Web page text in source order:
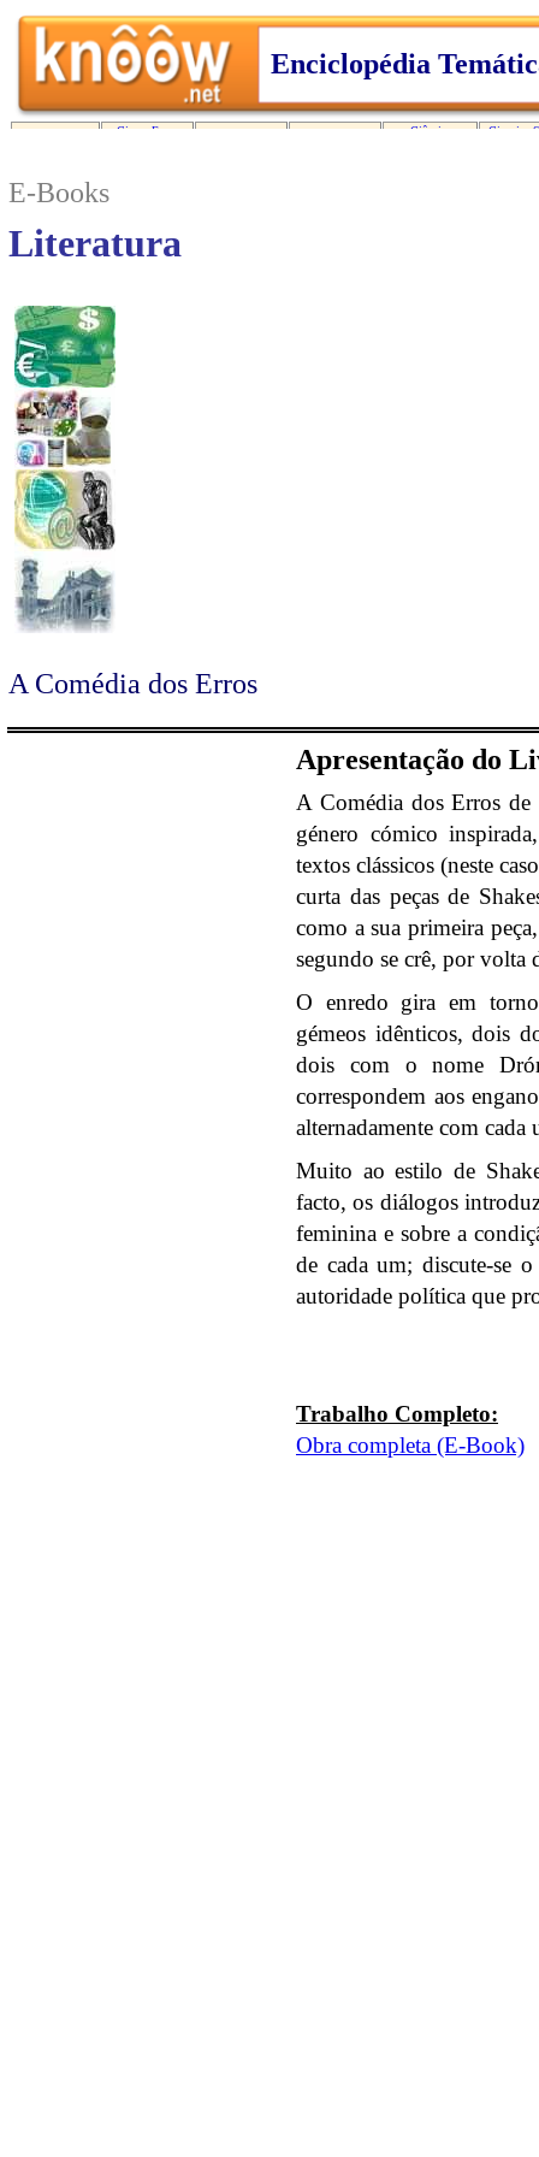
E-Books
Literatura
A Comédia dos Erros
Apresentação do
A Comédia dos Erros de
género cómico
textos clássicos (neste
curta das peças de
como a sua primeira
segundo se crê, por volta
O enredo gira em
gémeos idênticos, dois
dois com o nome
correspondem aos
alternadamente com cada
Muito ao estilo de
facto, os diálogos
feminina e sobre a
de cada um; discute-se
autoridade política que
Trabalho Completo:
Obra completa (E-Book)